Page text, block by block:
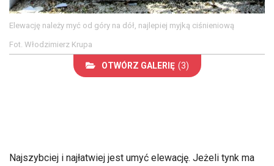
Elewację należy myć od góry na dół, najlepiej myjką ciśnieniową
Fot. Włodzimierz Krupa
OTWÓRZ GALERIĘ (3)
Najszybciej i najłatwiej jest umyć elewację. Jeżeli tynk ma